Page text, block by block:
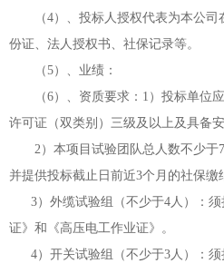
（4）、投标人授权代表为本公
份证、法人授权书、社保记录等。
（5）、业绩：
（6）、资质要求： 1）投标单位
许可证（双类别）三级及以上及具备
2）本项目试验团队总人数不少于
并提供投标截止日前近3个月的社保缴
3）外缆试验组（不少于4人）：
证》和《高压电工作业证》。
4）开关试验组（不少于3人）：